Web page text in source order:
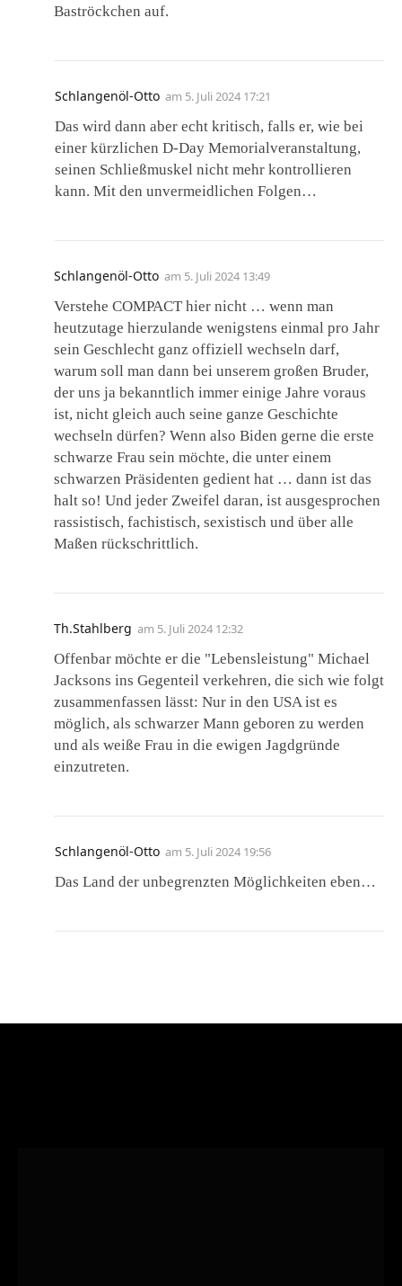
Baströckchen auf.
Schlangenöl-Otto am 5. Juli 2024 17:21
Das wird dann aber echt kritisch, falls er, wie bei
einer kürzlichen D-Day Memorialveranstaltung,
seinen Schließmuskel nicht mehr kontrollieren
kann. Mit den unvermeidlichen Folgen…
Schlangenöl-Otto am 5. Juli 2024 13:49
Verstehe COMPACT hier nicht … wenn man
heutzutage hierzulande wenigstens einmal pro Jahr
sein Geschlecht ganz offiziell wechseln darf,
warum soll man dann bei unserem großen Bruder,
der uns ja bekanntlich immer einige Jahre voraus
ist, nicht gleich auch seine ganze Geschichte
wechseln dürfen? Wenn also Biden gerne die erste
schwarze Frau sein möchte, die unter einem
schwarzen Präsidenten gedient hat … dann ist das
halt so! Und jeder Zweifel daran, ist ausgesprochen
rassistisch, fachistisch, sexistisch und über alle
Maßen rückschrittlich.
Th.Stahlberg am 5. Juli 2024 12:32
Offenbar möchte er die "Lebensleistung" Michael
Jacksons ins Gegenteil verkehren, die sich wie folgt
zusammenfassen lässt: Nur in den USA ist es
möglich, als schwarzer Mann geboren zu werden
und als weiße Frau in die ewigen Jagdgründe
einzutreten.
Schlangenöl-Otto am 5. Juli 2024 19:56
Das Land der unbegrenzten Möglichkeiten eben…